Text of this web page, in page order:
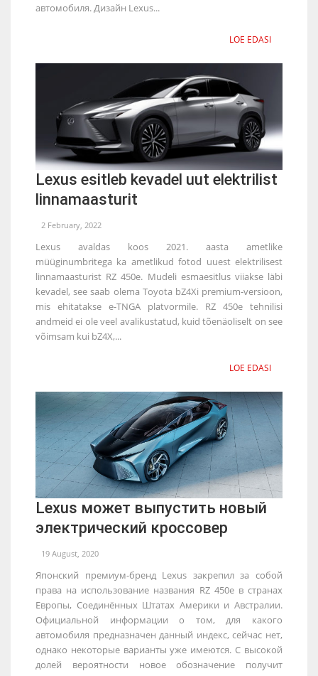
автомобиля. Дизайн Lexus...
LOE EDASI
Lexus esitleb kevadel uut elektrilist
linnamaasturit
2 February, 2022
Lexus avaldas koos 2021. aasta ametlike
müüginumbritega ka ametlikud fotod uuest elektrilisest
linnamaasturist RZ 450e. Mudeli esmaesitlus viiakse läbi
kevadel, see saab olema Toyota bZ4Xi premium-versioon,
mis ehitatakse e-TNGA platvormile. RZ 450e tehnilisi
andmeid ei ole veel avalikustatud, kuid tõenäoliselt on see
võimsam kui bZ4X,...
LOE EDASI
Lexus может выпустить новый
электрический кроссовер
19 August, 2020
Японский премиум-бренд Lexus закрепил за собой
права на использование названия RZ 450e в странах
Европы, Соединённых Штатах Америки и Австралии.
Официальной информации о том, для какого
автомобиля предназначен данный индекс, сейчас нет,
однако некоторые варианты уже имеются. С высокой
долей вероятности новое обозначение получит